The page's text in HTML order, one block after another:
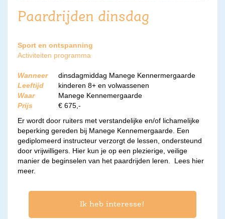
Paardrijden dinsdag
Sport en ontspanning
Activiteiten programma
Wanneer
dinsdagmiddag Manege Kennermergaarde
Leeftijd
kinderen 8+ en volwassenen
Waar
Manege Kennemergaarde
Prijs
€ 675,-
Er wordt door ruiters met verstandelijke en/of lichamelijke
beperking gereden bij Manege Kennemergaarde. Een
gediplomeerd instructeur verzorgt de lessen, ondersteund
door vrijwilligers. Hier kun je op een plezierige, veilige
manier de beginselen van het paardrijden leren. Lees hier
meer.
Ik heb interesse!